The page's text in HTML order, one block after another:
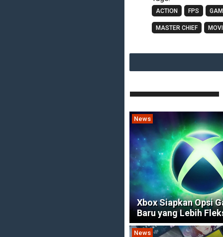
ACTION FPS
MASTER CHIEF
News
Xbox Siapkan Opsi
Baru yang Lebih
News